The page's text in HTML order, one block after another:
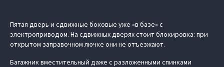
Пятая дверь и сдвижные боковые уже «в базе» с
электроприводом. На сдвижных дверях стоит блокировка: при
открытом заправочном лючке они не отъезжают.
Багажник вместительный даже с разложенными спинками